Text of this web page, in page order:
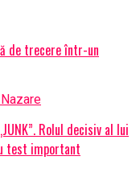
de trecere într-un
Rolul decisiv al lui
test important